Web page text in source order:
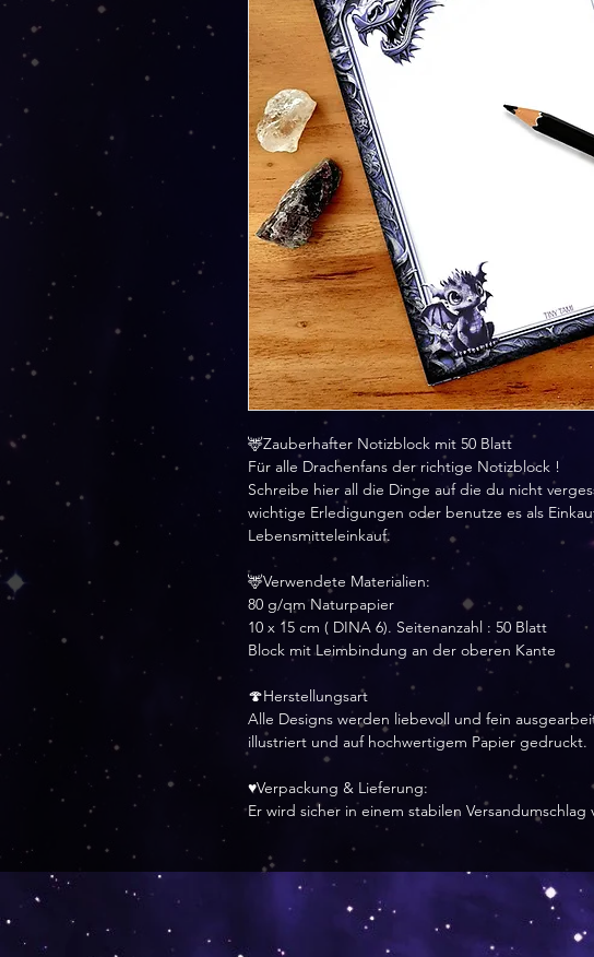
🦌Zauberhafter Notizblock mit 50 Blatt
Für alle Drachenfans der richtige Notizblock !
Schreibe hier all die Dinge auf die du nicht
wichtige Erledigungen oder benutze es als
Lebensmitteleinkauf.
🦌Verwendete Materialien:
80 g/qm Naturpapier
10 x 15 cm ( DINA 6). Seitenanzahl : 50 Blatt
Block mit Leimbindung an der oberen Kante
🍄Herstellungsart
Alle Designs werden liebevoll und fein
illustriert und auf hochwertigem Papier gedruckt.
♥Verpackung & Lieferung:
Er wird sicher in einem stabilen Versandumschlag